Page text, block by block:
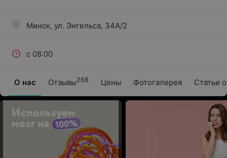
О нас Отзывы268 Цены Фотогалерея Статьи
Минск, ул. Энгельса, 34А/2
с 08:00